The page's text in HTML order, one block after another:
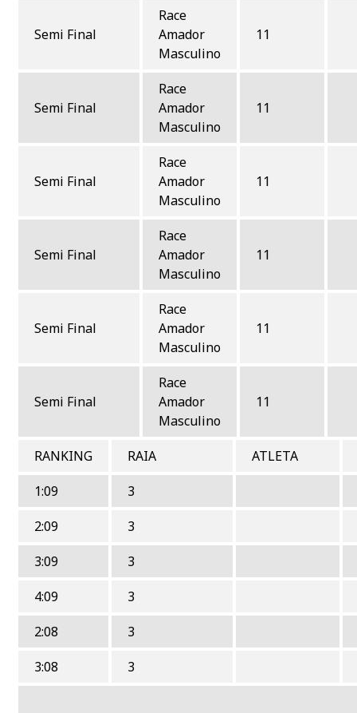
Semi Final
Race
Amador
Masculino
11
Semi Final
Race
Amador
Masculino
11
Semi Final
Race
Amador
Masculino
11
Semi Final
Race
Amador
Masculino
11
Semi Final
Race
Amador
Masculino
11
Semi Final
Race
Amador
Masculino
11
RANKING RAIA
ATLETA
1:09
3
2:09
3
3:09
3
4:09
3
2:08
3
3:08
3